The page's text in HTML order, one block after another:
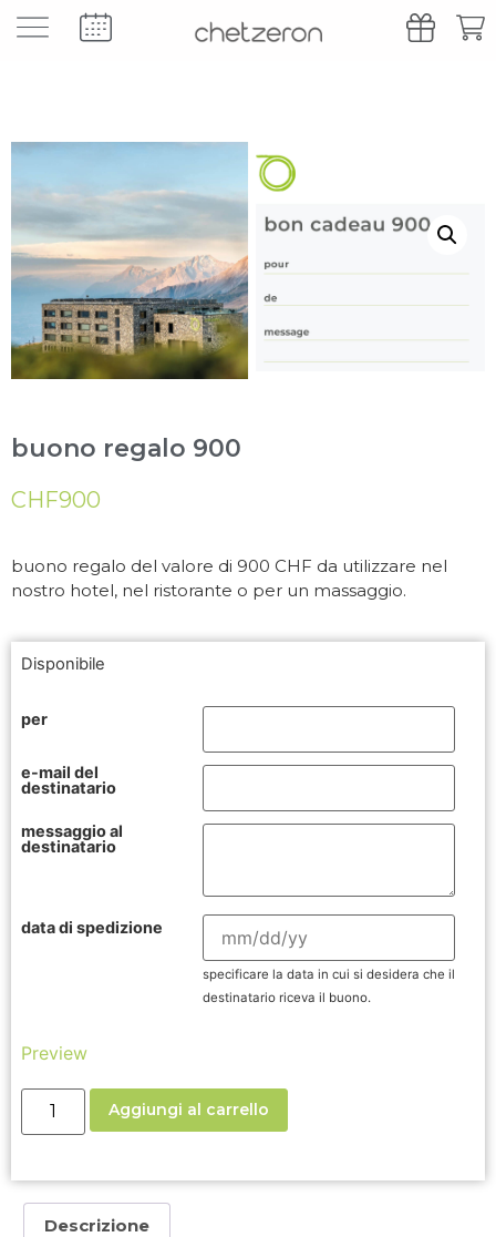
buono regalo 900
CHF900
buono regalo del valore di 900 CHF da utilizzare nel
nostro hotel, nel ristorante o per un massaggio.
Disponibile
per
e-mail del
destinatario
messaggio al
destinatario
data di spedizione
specificare la data in cui si desidera che il
destinatario riceva il buono.
Preview
Aggiungi al carrello
Descrizione